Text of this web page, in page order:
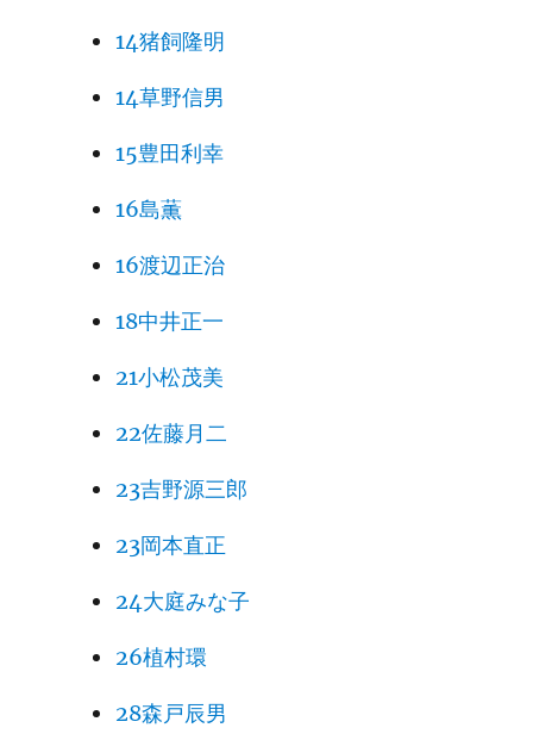
14猪飼隆明
14草野信男
15豊田利幸
16島薫
16渡辺正治
18中井正一
21小松茂美
22佐藤月二
23吉野源三郎
23岡本直正
24大庭みな子
26植村環
28森戸辰男